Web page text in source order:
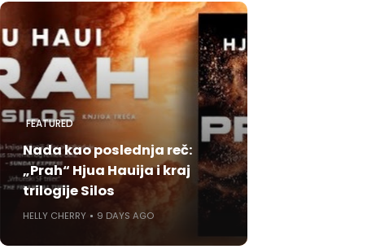
FEATURED
Nada kao poslednja reč:
„Prah“ Hjua Hauija i kraj
trilogije Silos
HELLY CHERRY 9 DAYS AGO